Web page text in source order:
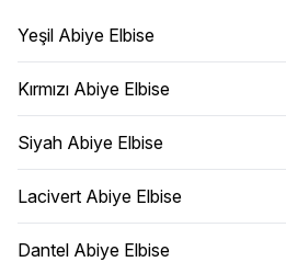
Yeşil Abiye Elbise
Kırmızı Abiye Elbise
Siyah Abiye Elbise
Lacivert Abiye Elbise
Dantel Abiye Elbise